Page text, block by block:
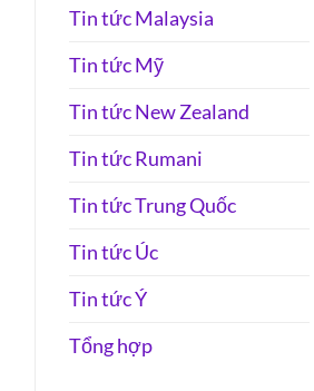
Tin tức Malaysia
Tin tức Mỹ
Tin tức New Zealand
Tin tức Rumani
Tin tức Trung Quốc
Tin tức Úc
Tin tức Ý
Tổng hợp